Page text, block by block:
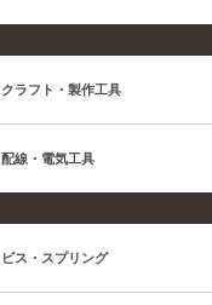
クラフト・製作工具
配線・電気工具
ビス・スプリング